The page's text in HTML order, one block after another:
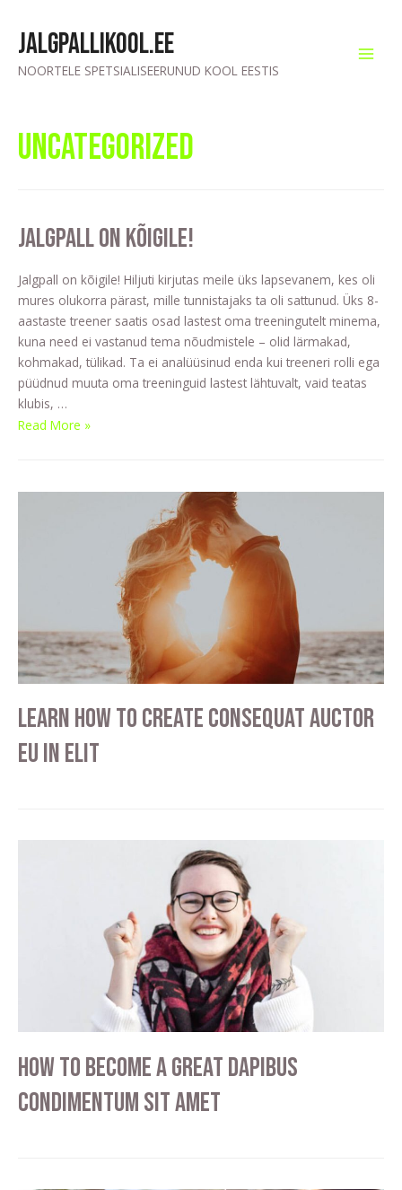
Jalgpallikool.ee
NOORTELE SPETSIALISEERUNUD KOOL EESTIS
Uncategorized
Jalgpall on kõigile!
Jalgpall on kõigile! Hiljuti kirjutas meile üks lapsevanem, kes oli
mures olukorra pärast, mille tunnistajaks ta oli sattunud. Üks 8-
aastaste treener saatis osad lastest oma treeningutelt minema,
kuna need ei vastanud tema nõudmistele – olid lärmakad,
kohmakad, tülikad. Ta ei analüüsinud enda kui treeneri rolli ega
püüdnud muuta oma treeninguid lastest lähtuvalt, vaid teatas
klubis, …
Read More »
Learn how to create consequat auctor
eu in elit
How to become a great dapibus
condimentum sit amet